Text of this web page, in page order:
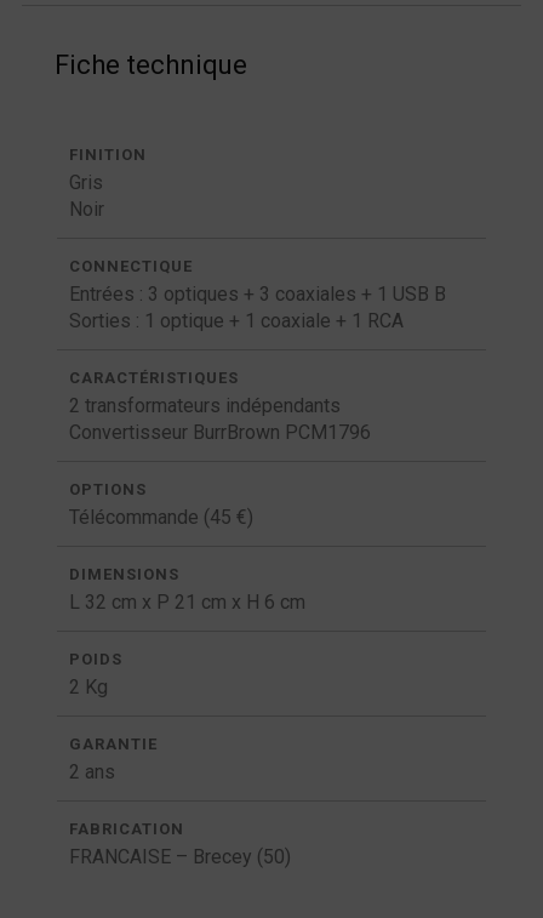
Fiche technique
FINITION
Gris
Noir
CONNECTIQUE
Entrées : 3 optiques + 3 coaxiales + 1 USB B
Sorties : 1 optique + 1 coaxiale + 1 RCA
CARACTÉRISTIQUES
2 transformateurs indépendants
Convertisseur BurrBrown PCM1796
OPTIONS
Télécommande (45 €)
DIMENSIONS
L 32 cm x P 21 cm x H 6 cm
POIDS
2 Kg
GARANTIE
2 ans
FABRICATION
FRANCAISE – Brecey (50)